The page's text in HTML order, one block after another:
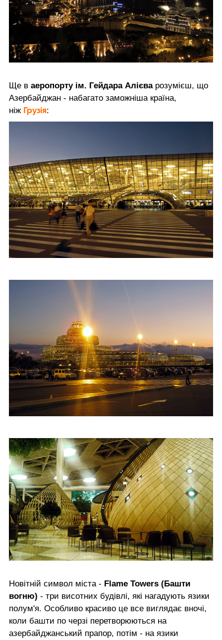
Ще в аеропорту ім. Гейдара Алієварозумієш, що
Азербайджан - набагато заможніша країна,
ніж Грузія:
Новітній символ міста - Flame Towers (Башти
вогню) - три висотних будівлі, які нагадують язики
полум'я. Особливо красиво це все виглядає вночі,
коли башти по черзі перетворюються на
азербайджанський прапор, потім - на язики